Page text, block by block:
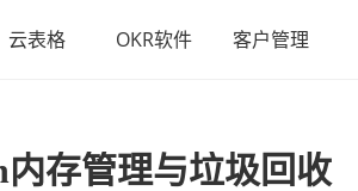
云表格 OKR软件 客户管理
存管理与垃圾回收